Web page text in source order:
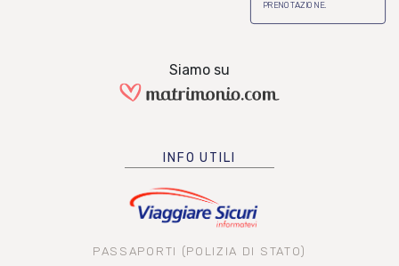
PRENOTAZIONE.
Siamo su
INFO UTILI
PASSAPORTI (POLIZIA DI STATO)